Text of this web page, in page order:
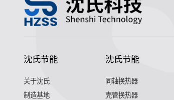
沈氏节能
关于沈氏
制造基地
沈氏节能
同轴换热器
壳管换热器